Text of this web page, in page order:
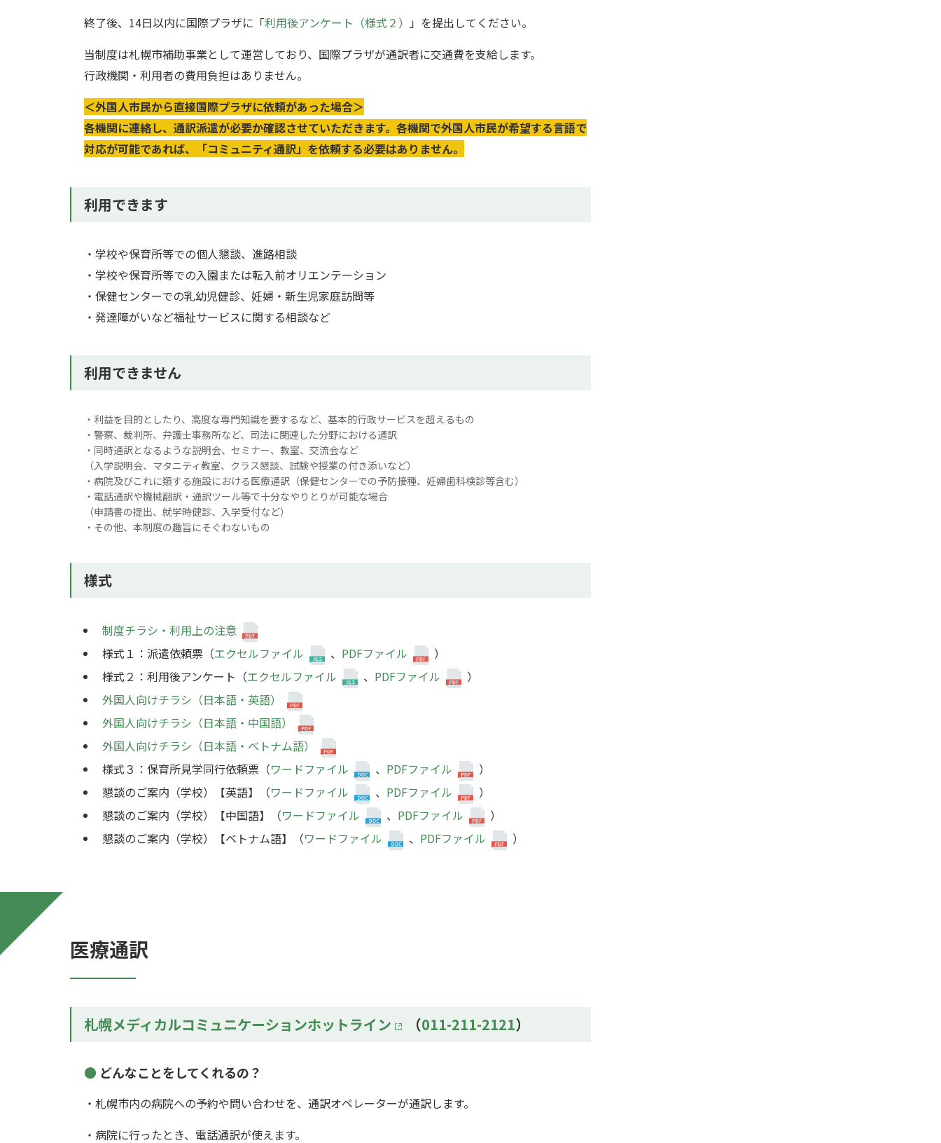
終了後、14日以内に国際プラザに「利用後アンケート（様式２）
」を提出してください。
当制度は札幌市補助事業として運営しており、国際プラザが通訳者に交通費を支給します。
行政機関・利用者の費用負担はありません。
＜外国人市民から直接国際プラザに依頼があった場合＞
各機関に連絡し、通訳派遣が必要か確認させていただきます。各機関で外国人市民が希望する言語で
対応が可能であれば、「コミュニティ通訳」を依頼する必要はありません。
利用できます
・学校や保育所等での個人懇談、進路相談
・学校や保育所等での入園または転入前オリエンテーション
・保健センターでの乳幼児健診、妊婦・新生児家庭訪問等
・発達障がいなど福祉サービスに関する相談など
利用できません
・利益を目的としたり、高度な専門知識を要するなど、基本的行政サービスを超えるもの
・警察、裁判所、弁護士事務所など、司法に関連した分野における通訳
・同時通訳となるような説明会、セミナー、教室、交流会など
（入学説明会、マタニティ教室、クラス懇談、試験や授業の付き添いなど）
・病院及びこれに類する施設における医療通訳（保健センターでの予防接種、妊婦歯科検診等含む）
・電話通訳や機械翻訳・通訳ツール等で十分なやりとりが可能な場合
（申請書の提出、就学時健診、入学受付など）
・その他、本制度の趣旨にそぐわないもの
様式
制度チラシ・利用上の注意
様式１：派遣依頼票 （エクセルファイル 、 PDFファイル
）
様式２：利用後アンケート （エクセルファイル 、 PDFファイル
）
外国人向けチラシ（日本語・英語）
外国人向けチラシ（日本語・中国語）
外国人向けチラシ（日本語・ベトナム語）
様式３：保育所見学同行依頼票（ワードファイル 、 PDFファイル
）
懇談のご案内（学校）【英語】（ワードファイル 、 PDFファイル
）
懇談のご案内（学校）【中国語】（ワードファイル 、 PDFファイル
）
懇談のご案内（学校）【ベトナム語】（ワードファイル 、 PDFファイル ）
医療通訳
札幌メディカルコミュニケーションホットライン （011-211-2121）
どんなことをしてくれるの？
・札幌市内の病院への予約や問い合わせを、通訳オペレーターが通訳します。
・病院に行ったとき、電話通訳が使えます。